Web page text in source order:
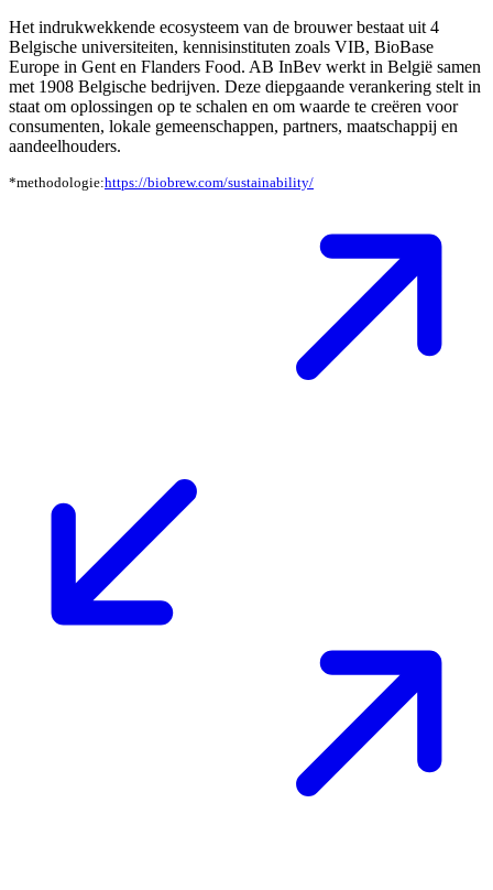
Het indrukwekkende ecosysteem van de brouwer bestaat uit 4
Belgische universiteiten, kennisinstituten zoals VIB, BioBase
Europe in Gent en Flanders Food. AB InBev werkt in België samen
met 1908 Belgische bedrijven. Deze diepgaande verankering stelt in
staat om oplossingen op te schalen en om waarde te creëren voor
consumenten, lokale gemeenschappen, partners, maatschappij en
aandeelhouders.
*methodologie:https://biobrew.com/sustainability/